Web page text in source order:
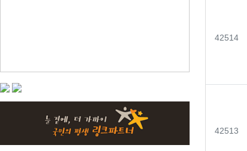
번호
42514
번호
42513